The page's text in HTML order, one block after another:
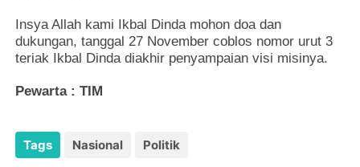
Insya Allah kami Ikbal Dinda mohon doa dan
dukungan, tanggal 27 November coblos nomor urut 3
teriak Ikbal Dinda diakhir penyampaian visi misinya.
Pewarta : TIM
Tags Nasional Politik